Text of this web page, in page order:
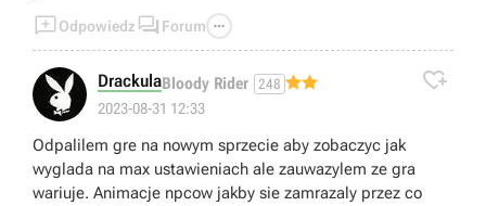
Odpowiedz  Forum 
DrackulaBloody Rider 248
2023-08-31 12:33

Odpalilem gre na nowym sprzecie aby zobaczyc jak
wyglada na max ustawieniach ale zauwazylem ze gra
wariuje. Animacje npcow jakby sie zamrazaly przez co